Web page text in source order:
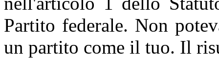
Partito federale. Non
un partito come il tuo. Il